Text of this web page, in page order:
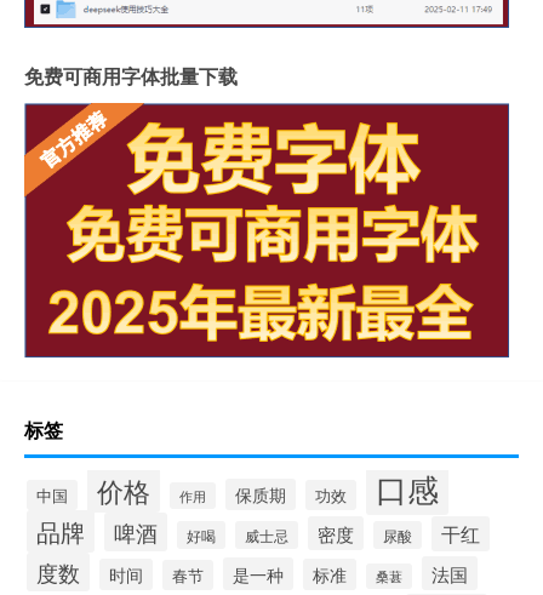
免费可商用字体批量下载
标签
中国 价格 作用 保质期 功效 口感
品牌 啤酒 好喝 威士忌 密度 尿酸 干红
度数 时间 春节 是一种 标准 桑葚 法国